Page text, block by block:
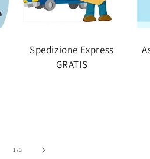
Spedizione Express
GRATIS
1/su
3